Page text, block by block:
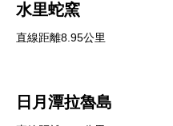
水里蛇窯
直線距離8.95公里
日月潭拉魯島